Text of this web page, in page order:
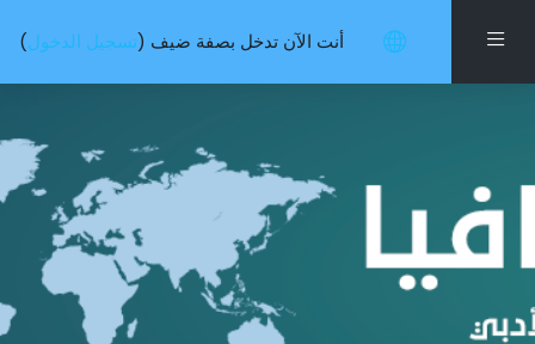
واجهة جانبية أنت الآن تدخل بصفة ضيف (تسجيل الدخول)